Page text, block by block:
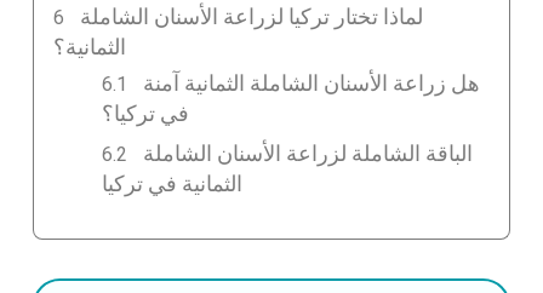
لماذا تختار تركيا لزراعة الأسنان الشاملة
الثمانية؟
هل زراعة الأسنان الشاملة الثمانية آمنة
في تركيا؟
الباقة الشاملة لزراعة الأسنان الشاملة
الثمانية في تركيا